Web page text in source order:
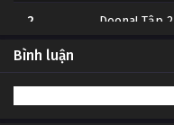
2 Doona! Tập 2
1 Doona! Tập 1
Bình luận